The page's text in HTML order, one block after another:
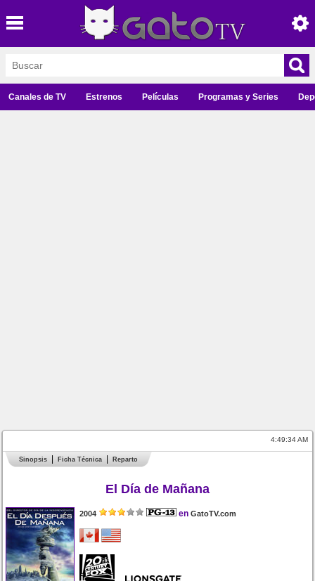
Canales de TV Estrenos Películas Programas y Series
4:49:34 AM
Sinopsis Ficha Técnica Reparto
El Día de Mañana
2004 en GatoTV.com